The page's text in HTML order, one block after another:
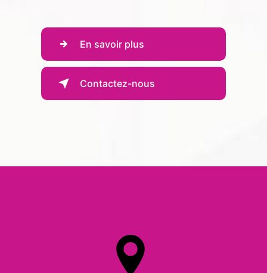
En savoir plus
Contactez-nous